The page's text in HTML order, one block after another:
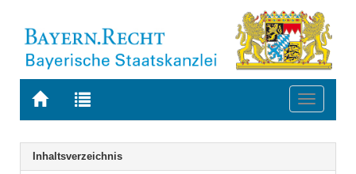
Zur
BAYERN.RECHT
Zur
letzten
Suche
Toggle
Navigation
Inhaltsverzeichnis